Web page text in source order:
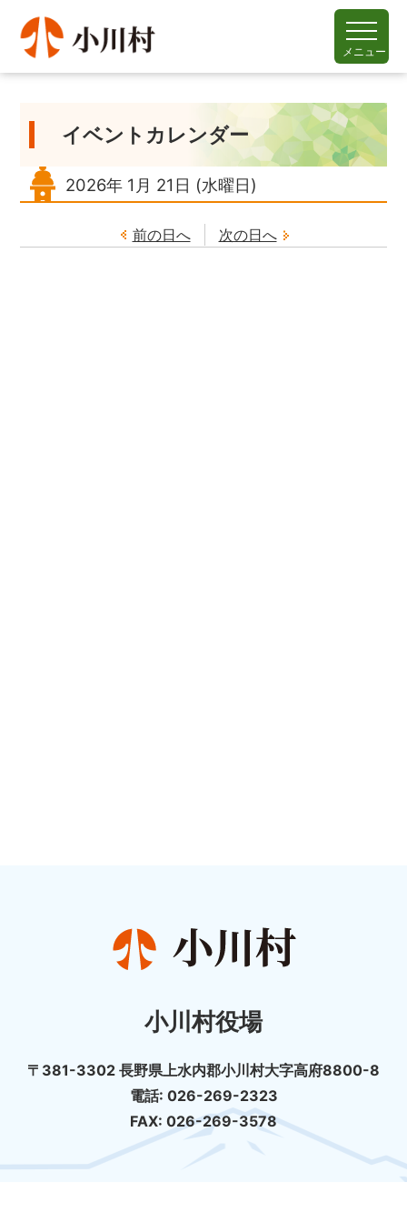
メニュー
イベントカレンダー
2026年 1月 21日 (水曜日)
前の日へ 次の日へ
小川村役場
〒381-3302 長野県上水内郡小川村大字高府8800-8
電話: 026-269-2323
FAX: 026-269-3578